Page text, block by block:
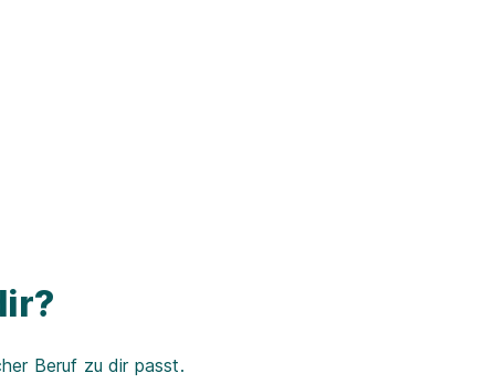
Beruf zu dir passt.